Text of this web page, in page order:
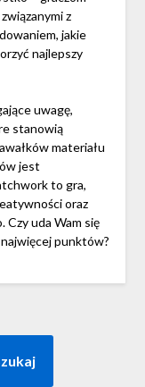
z
jakie
najlepszy
uwagę,
stanowią
materiału
jest
to gra,
oraz
uda Wam się
najwięcej punktów?